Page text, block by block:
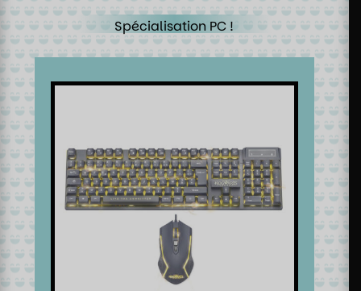
Spécialisation PC !